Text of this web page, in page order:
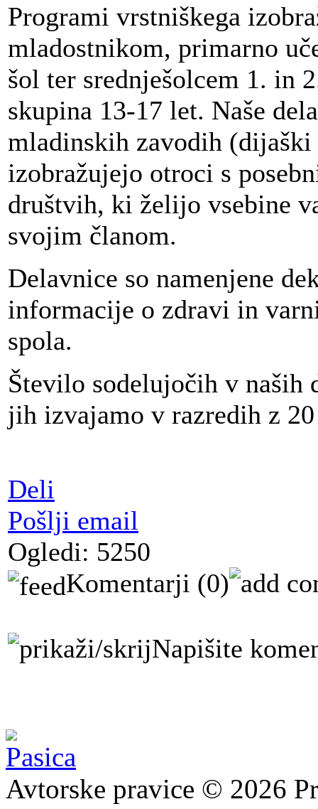
Programi vrstniškega
mladostnikom, primarno
šol ter srednješolcem 1. in
skupina 13-17 let. Naše
mladinskih zavodih
izobražujejo otroci s
društvih, ki želijo vsebine
svojim članom.
Delavnice so namenjene
informacije o zdravi in
spola.
Število sodelujočih v naših
jih izvajamo v razredih z
Deli
Pošlji email
Ogledi: 5250
Komentarji (0)
Napišite
Avtorske pravice © 2026